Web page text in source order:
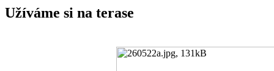
Užíváme si na terase